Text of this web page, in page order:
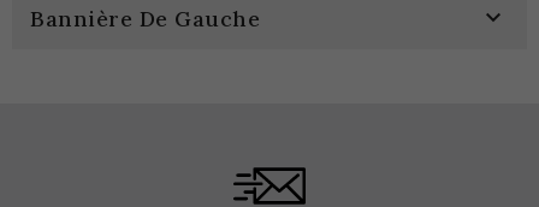
Bannière De Gauche 